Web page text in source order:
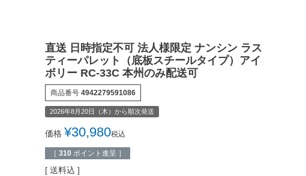
直送 日時指定不可 法人様限定 ナンシン ラス
ティーパレット（底板スチールタイプ）アイ
ボリー RC-33C 本州のみ配送可
商品番号 4942279591086
2026年8月20日（木）から順次発送
価格 ¥30,980税込
［ 310 ポイント進呈 ］
送料込